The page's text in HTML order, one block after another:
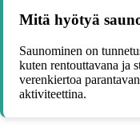
Mitä hyötyä
Saunominen on
kuten rentouttavana ja
verenkiertoa
aktiviteettina.